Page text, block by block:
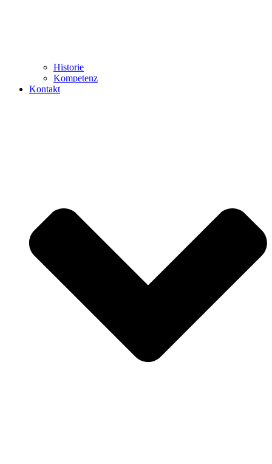
Historie
Kompetenz
Kontakt